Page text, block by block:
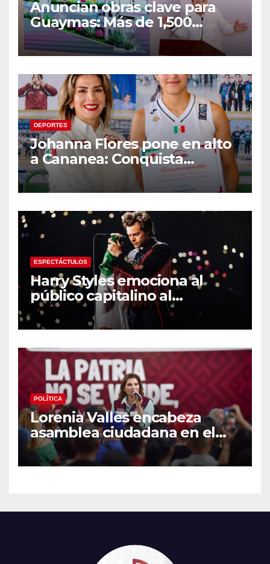
Anuncian obras clave para
Guaymas: Más de 1,500
viviendas, modernización del
malecón y nuevo hospital del
DEPORTES
Johanna Flores pone en alto
a Cananea: Conquista
medalla de plata con la
Selección Mexicana Sub-20
Centroamericanos
ESPECTÁCTULOS
Harry Styles emociona al
público capitalino al
interpretar “Cielito Lindo” en
su tercer concierto en la
POLÍTICA
Lorenia Valles encabeza
asamblea ciudadana en el
Parque Laura Alicia Frías de
Hermosillo